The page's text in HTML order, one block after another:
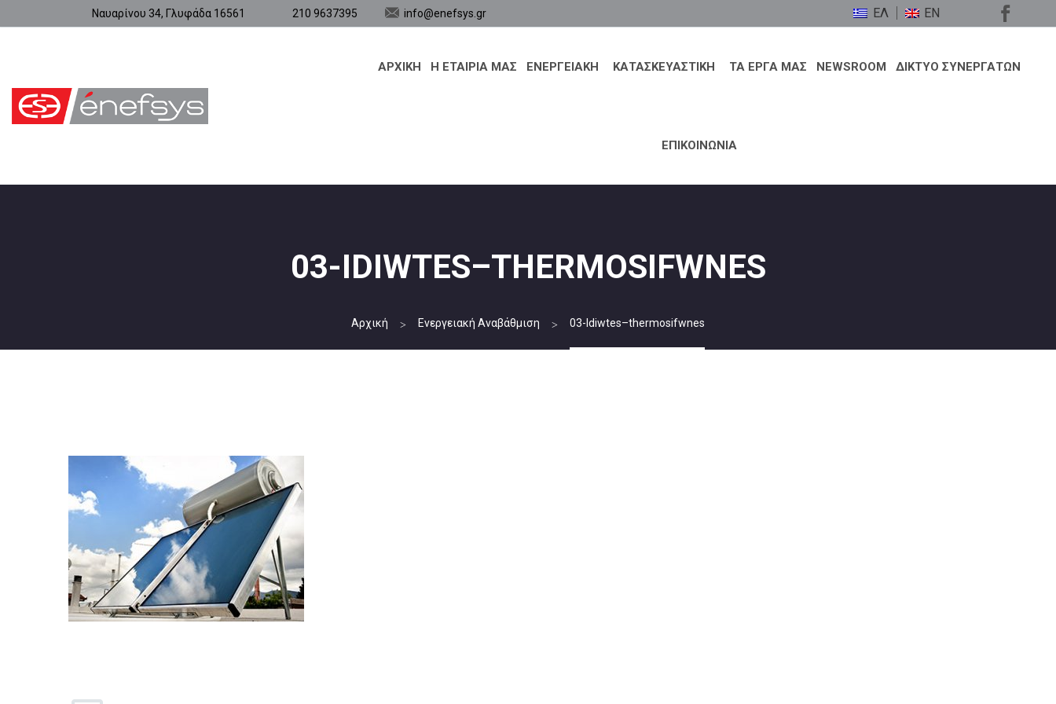
Ναυαρίνου 34, Γλυφάδα 16561 210 9637395 info@enefsys.gr ΕΛ EN
ΑΡΧΙΚΗ Η ΕΤΑΙΡΙΑ ΜΑΣ ΕΝΕΡΓΕΙΑΚΉ ΚΑΤΑΣΚΕΥΑΣΤΙΚΗ ΤΑ ΕΡΓΑ ΜΑΣ NEWSROOM ΔΙΚΤΥΟ ΣΥΝΕΡΓΑΤΩΝ
ΕΠΙΚΟΙΝΩΝΙΑ
03-IDIWTES–THERMOSIFWNES
Αρχική Ενεργειακή Αναβάθμιση 03-Idiwtes–thermosifwnes